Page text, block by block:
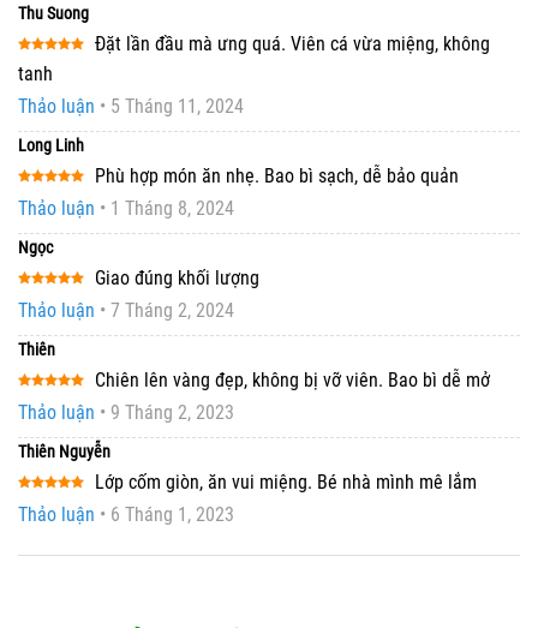
Thu Suong
Được xếp
hạng
Đặt lần đầu mà ưng quá. Viên cá vừa miệng, không
tanh
Thảo luận • 5 Tháng 11, 2024
Long Linh
hạng5
Phù hợp món ăn nhẹ. Bao bì sạch, dễ bảo quản
Thảo luận • 1 Tháng 8, 2024
Ngọc
hạng5
Giao đúng khối lượng
Thảo luận • 7 Tháng 2, 2024
Thiên
hạng5
Chiên lên vàng đẹp, không bị vỡ viên. Bao bì dễ mở
Thảo luận • 9 Tháng 2, 2023
Thiên Nguyễn
hạng5
Lớp cốm giòn, ăn vui miệng. Bé nhà mình mê lắm
Thảo luận • 6 Tháng 1, 2023